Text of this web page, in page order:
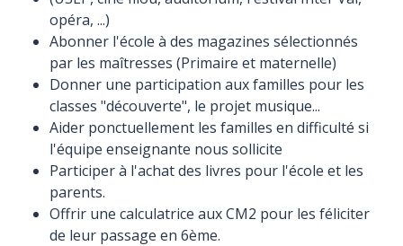
opéra, ...)
Abonner l'école à des magazines sélectionnés
par les maîtresses (Primaire et maternelle)
Donner une participation aux familles pour les
classes "découverte", le projet musique...
Aider ponctuellement les familles en difficulté si
l'équipe enseignante nous sollicite
Participer à l'achat des livres pour l'école et les
parents.
Offrir une calculatrice aux CM2 pour les féliciter
de leur passage en 6ème.